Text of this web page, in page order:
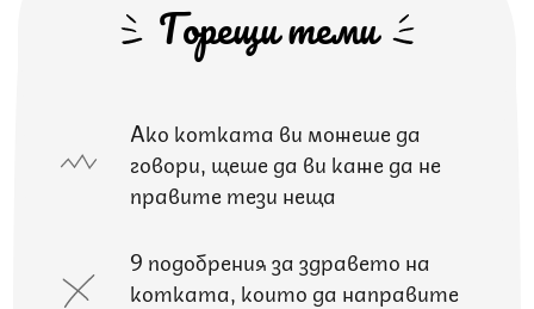
Горещи теми
Ако котката ви можеше да
говори, щеше да ви каже да не
правите тези неща
9 подобрения за здравето на
котката, които да направите